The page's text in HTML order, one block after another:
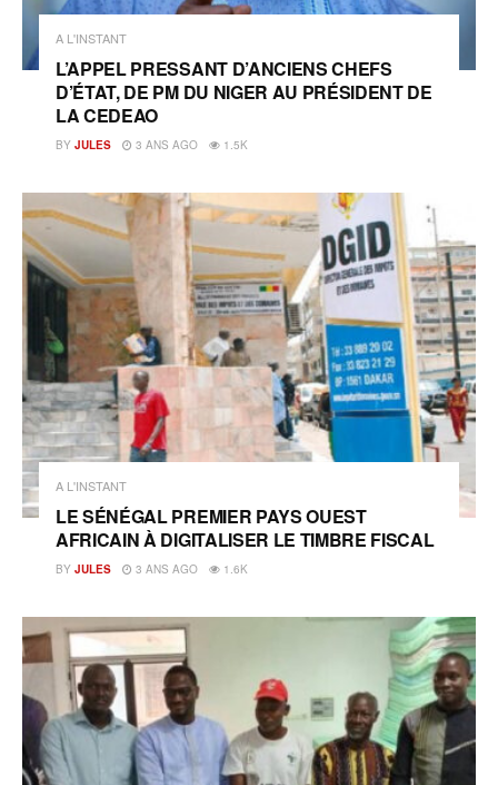
A L'INSTANT
L’APPEL PRESSANT D’ANCIENS CHEFS
D’ÉTAT, DE PM DU NIGER AU PRÉSIDENT DE
LA CEDEAO
BY JULES 3 ANS AGO 1.5K
A L'INSTANT
LE SÉNÉGAL PREMIER PAYS OUEST
AFRICAIN À DIGITALISER LE TIMBRE FISCAL
BY JULES 3 ANS AGO 1.6K